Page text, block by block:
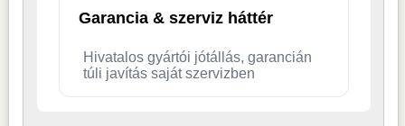
Garancia & szerviz háttér
Hivatalos gyártói jótállás, garancián
túli javítás saját szervizben